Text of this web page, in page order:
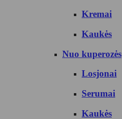
Kremai
Kaukės
Nuo kuperozės
Losjonai
Serumai
Kaukės